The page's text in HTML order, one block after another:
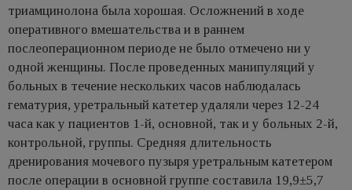
триамцинолона была хорошая. Осложнений в ходе
оперативного вмешательства и в раннем
послеоперационном периоде не было отмечено ни у
одной женщины. После проведенных манипуляций у
больных в течение нескольких часов наблюдалась
гематурия, уретральный катетер удаляли через 12-24
часа как у пациентов 1-й, основной, так и у больных 2-й,
контрольной, группы. Средняя длительность
дренирования мочевого пузыря уретральным катетером
после операции в основной группе составила 19,9±5,7